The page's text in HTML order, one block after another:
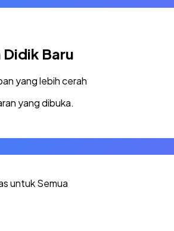
Baru
yang lebih cerah
yang dibuka.
untuk Semua